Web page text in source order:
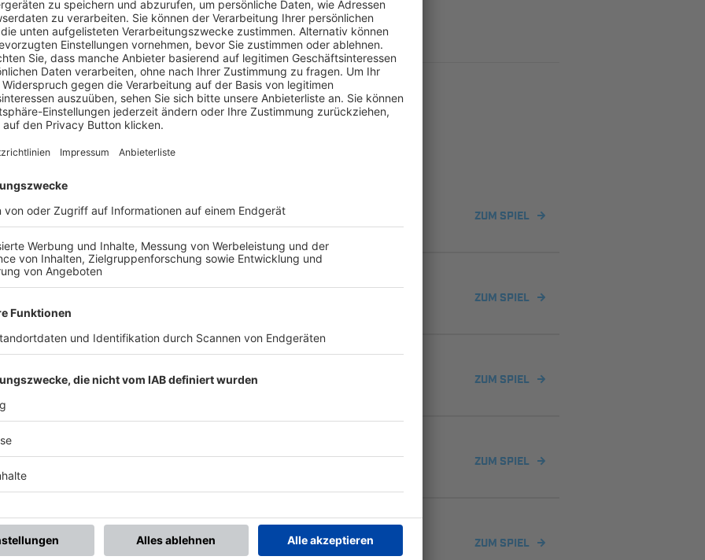
Spiele Letzte Spiele Kompletter Spielplan
Giebelstadt - :- TSV Unterpleichfeld ZUM SPIEL
Sportgelände Giebelstadt, Platz 1 | Am Güssgraben 1 | 97232 Giebelstadt
Toto-Pokal Kreis Würzburg 2026 / 27
ZUM SPIEL
Rottendorf -:- TSV Unterpleichfeld ZUM SPIEL
-:- TSV Pflaumheim ZUM SPIEL
SV Birkenfeld - : - TSV Unterpleichfeld ZUM SPIEL